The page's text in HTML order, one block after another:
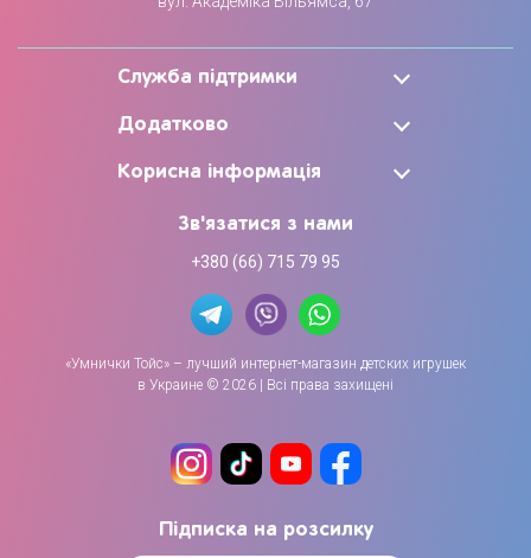
Служба підтримки
Додатково
Корисна інформація
Зв'язатися з нами
+380 (66) 715 79 95
«Умнички Тойс» – лучший интернет-магазин детских игрушек
в Украине © 2026 | Всі права захищені
Підписка на розсилку